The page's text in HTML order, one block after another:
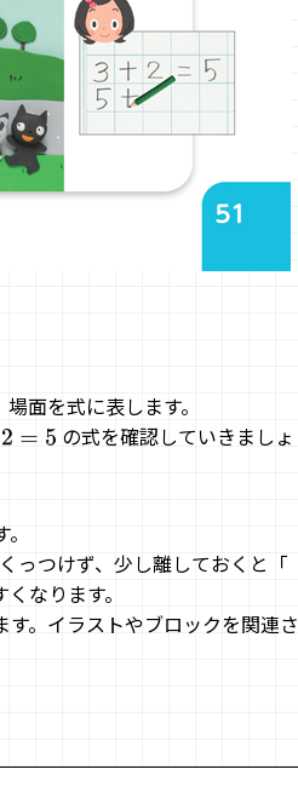
面を式に表します。
5
の式を確認していきましょ
っつけず、少し離しておくと「
なります。
。イラストやブロックを関連さ